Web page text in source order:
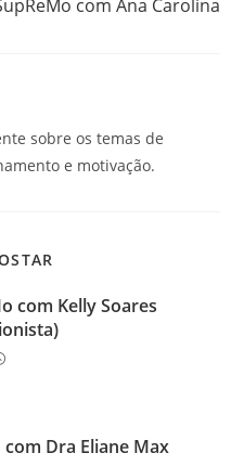
com Ana Carolina
sobre os temas de
e motivação.
com Kelly Soares
Dra Eliane Max